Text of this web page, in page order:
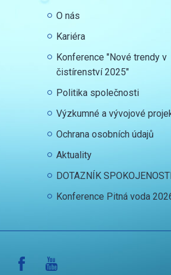
O nás
Kariéra
Konference "Nové trendy v
čistírenství 2025"
Politika společnosti
Výzkumné a vývojové
Ochrana osobních údajů
Aktuality
DOTAZNÍK
Konference Pitná voda